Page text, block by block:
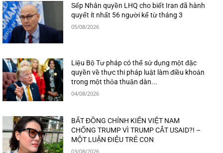
Sếp Nhân quyền LHQ cho biết Iran đã hành
quyết ít nhất 56 người kể từ tháng 3
05/08/2026
Liệu Bộ Tư pháp có thể sử dụng một đặc
quyền về thực thi pháp luật làm điều khoản
trong một thỏa thuận dàn...
04/08/2026
BẤT ĐỒNG CHÍNH KIẾN VIỆT NAM
CHỐNG TRUMP VÌ TRUMP CẮT USAID?! –
MỘT LUẬN ĐIỆU TRẺ CON
03/08/2026